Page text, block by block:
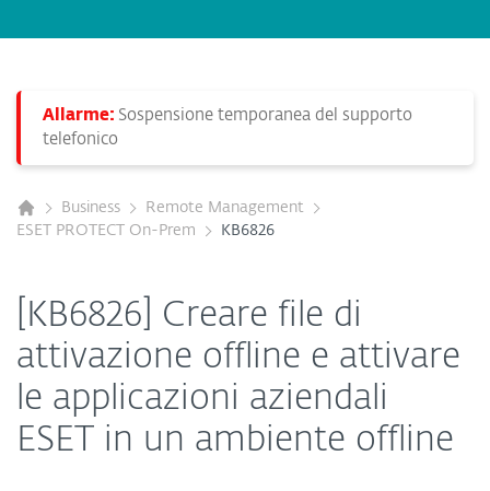
Allarme: Sospensione temporanea del supporto
telefonico
Business
Remote Management
ESET PROTECT On-Prem
KB6826
[KB6826] Creare file di
attivazione offline e attivare
le applicazioni aziendali
ESET in un ambiente offline